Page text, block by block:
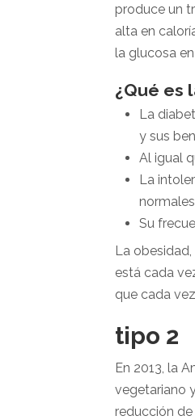
produce un
alta en
la glucosa
¿Qué es
La
y sus
Al igual
La
Su
La
está cada
que cada
tipo 2
En 2013, la
vegetariano
reducción de